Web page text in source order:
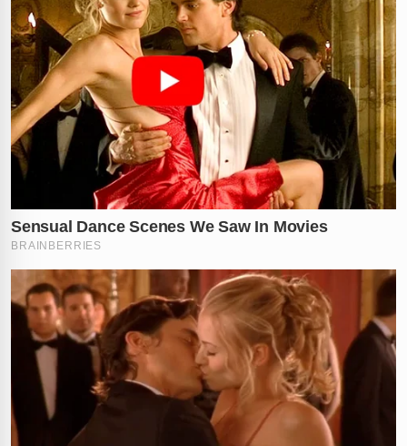
agressividade e ainda ameaçou uma funcionáriaque
só estava fazendo o seu trabalho. A funcionária, em
estado de choque, precisou se afastar para não ser
agredida.
Mas não parou por aí. Antes de fugir, o homem ainda
danificou a estrutura do motel e forçou a saída,
quebrando o portãodo estabelecimento.
As imagens mostram a violência com que ele arrastou
trás.
Investigação policial e
repercussão
A Polícia Militar foi acionada, mas quando chegou ao